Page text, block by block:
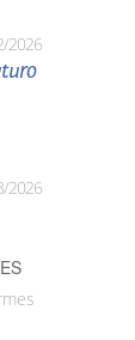
2026
2026